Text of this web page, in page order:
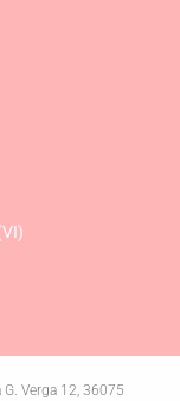
Verga 12, 36075